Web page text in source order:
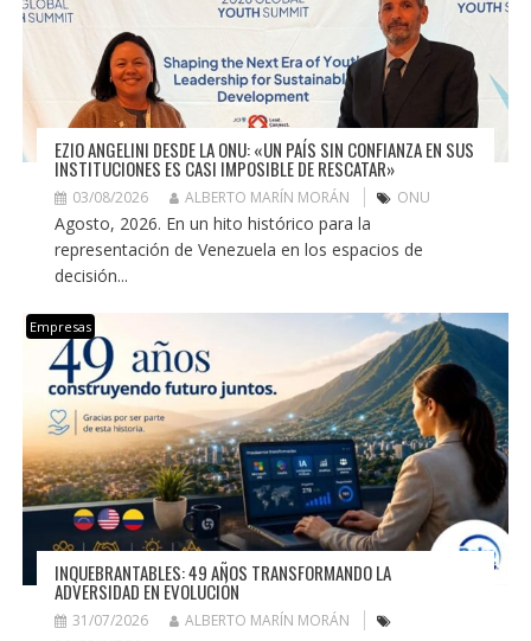
EZIO ANGELINI DESDE LA ONU: «UN PAÍS SIN CONFIANZA EN SUS
INSTITUCIONES ES CASI IMPOSIBLE DE RESCATAR»
03/08/2026 ALBERTO MARÍN MORÁN ONU
Agosto, 2026. En un hito histórico para la
representación de Venezuela en los espacios de
decisión...
Empresas
INQUEBRANTABLES: 49 AÑOS TRANSFORMANDO LA
ADVERSIDAD EN EVOLUCIÓN
31/07/2026
ALBERTO MARÍN MORÁN